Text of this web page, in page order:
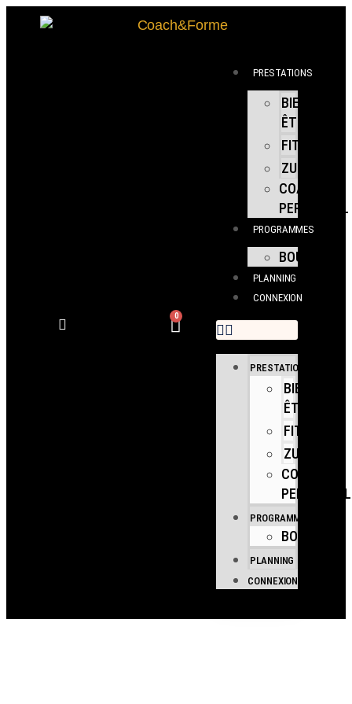
0
PRESTATIONS
BIEN
ÊTRE
FITNESS
ZUMBA
COACHING
PERSONNEL
PROGRAMMES
BOUTIQUE
PLANNING
CONNEXION
PRESTATIONS
BIEN
ÊTRE
FITNESS
ZUMBA
COACHING
PERSONNEL
PROGRAMMES
BOUTIQUE
PLANNING
CONNEXION